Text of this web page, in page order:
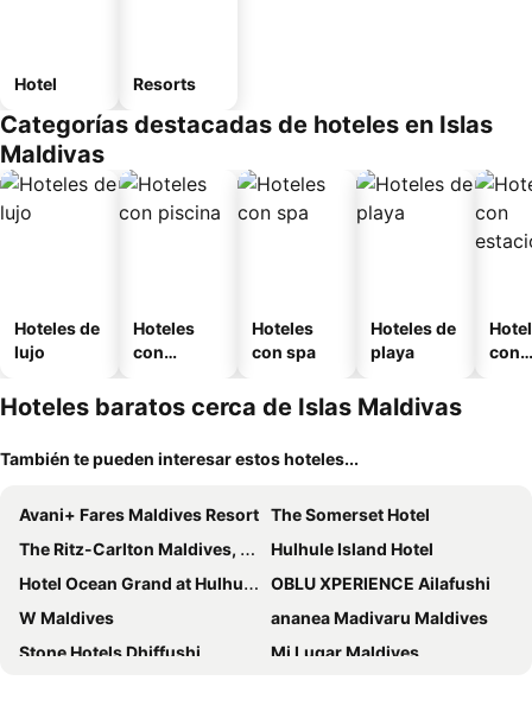
Hotel Resorts
Categorías destacadas de hoteles en Islas
Maldivas
Hoteles de
lujo
Hoteles
con
Hoteles
con spa
Hoteles de
playa
con
Hoteles baratos cerca de Islas Maldivas
También te pueden interesar estos hoteles...
Avani+ Fares Maldives Resort The Somerset Hotel
The Ritz-Carlton Maldives, Fari Islands
Hulhule Island Hotel
Hotel Ocean Grand at Hulhumale
OBLU XPERIENCE Ailafushi
W Maldives
ananea Madivaru Maldives
Stone Hotels Dhiffushi
Mi Lugar Maldives